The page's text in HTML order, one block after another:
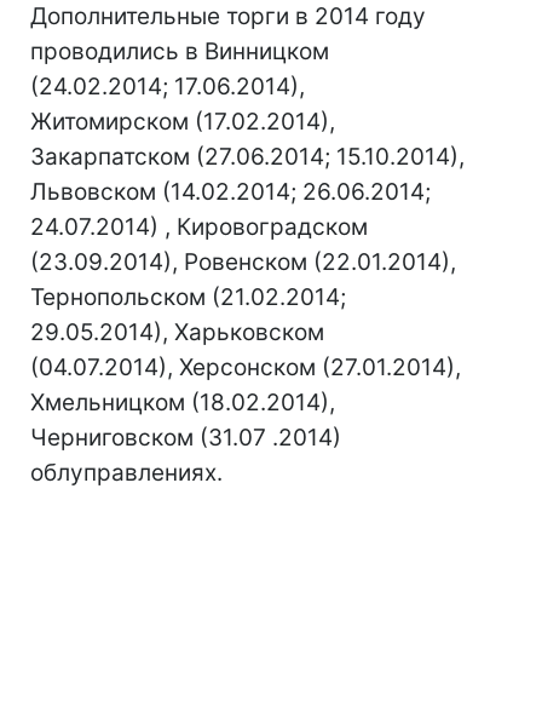
Дополнительные торги в 2014 году
проводились в Винницком
(24.02.2014; 17.06.2014),
Житомирском (17.02.2014),
Закарпатском (27.06.2014; 15.10.2014),
Львовском (14.02.2014; 26.06.2014;
24.07.2014) , Кировоградском
(23.09.2014), Ровенском (22.01.2014),
Тернопольском (21.02.2014;
29.05.2014), Харьковском
(04.07.2014), Херсонском (27.01.2014),
Хмельницком (18.02.2014),
Черниговском (31.07 .2014)
облуправлениях.